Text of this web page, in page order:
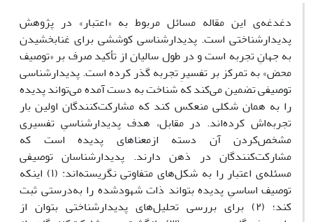
دغدغه‌ی این مقاله مسائل مربوط به «اعتبار» در پژوهش
پدیدارشناختی است. پدیدارشناسی کوششی برای غنابخشیدن
به جهانِ تجربه است و در طول سالیان از تأکید صرف بر «توصیف
محض» به تمرکز بر تفسیرِ تجربه گذر کرده است. پدیدارشناسی
توصیفی تضمین می‌کند که شناخت به دست آمده می‌تواند پدیده
را به همان شکلی منعکس کند که مشارکت‌کنندگان اولین بار
تجربه‌اش کرده‌اند. در مقابل، هدف پدیدارشناسیِ تفسیری
مشخص‌کردن آن دسته ازمعنا‌های پدیده است که
مشارکت‌کنندگان در ذهن دارند. پدیدارشناسان توصیفی
مسئله‌ی اعتبار را به شکل‌های متفاوتی نگریسته‌اند: (۱) اینکه
توصیف اساسیِ پدیده بتواند ذات شهودشده را به‌درستی ثبت
کند؛ (۲) برای بررسی تحلیل‌های پدیدارشناختی بتوان از